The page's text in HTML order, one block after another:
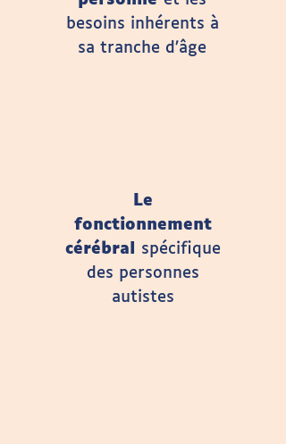
besoins inhérents à
sa tranche d’âge
Le
fonctionnement
cérébral
spécifique
des personnes
autistes